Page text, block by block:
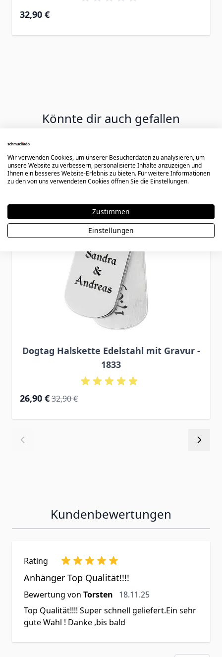
32,90 €
Könnte dir auch gefallen
Dogtag Halskette Edelstahl mit Gravur -
1833
Special Price
26,90 € Regular Price
32,90 €
Kundenbewertungen
Rating
Anhänger Top Qualität!!!!
Bewertung von Torsten 18. November 2025
18.11.25
Top Qualität!!!! Super schnell geliefert.Ein sehr
gute Wahl ! Danke ,bis bald
Wir verwenden Cookies, um unserer Besucherdaten zu analysieren, um
unsere Website zu verbessern, personalisierte Inhalte anzuzeigen und
Ihnen ein besseres Website-Erlebnis zu bieten. Für weitere Informationen
zu den von uns verwendeten Cookies öffnen Sie die Einstellungen.
Zustimmen
Einstellungen